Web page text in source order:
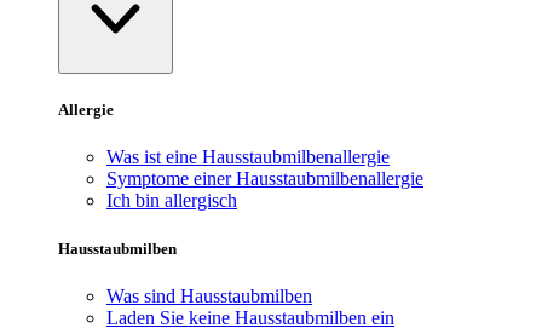
Allergie
Was ist eine Hausstaubmilbenallergie
Symptome einer Hausstaubmilbenallergie
Ich bin allergisch
Hausstaubmilben
Was sind Hausstaubmilben
Laden Sie keine Hausstaubmilben ein